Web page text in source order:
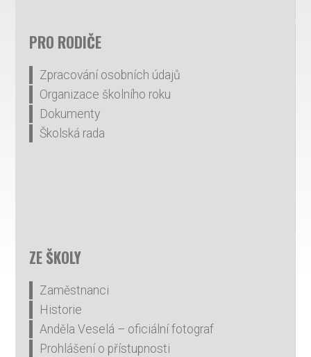
PRO RODIČE
Zpracování osobních údajů
Organizace školního roku
Dokumenty
Školská rada
ZE ŠKOLY
Zaměstnanci
Historie
Anděla Veselá – oficiální fotograf
Prohlášení o přístupnosti